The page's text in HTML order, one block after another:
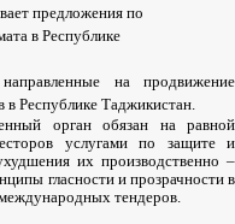
предложения по
в Республике
направленные на
продвижение
в Республике Таджикистан
орган обязан на
равной
услугами по защите
и
их производственно –
гласности и прозрачности в
тендеров